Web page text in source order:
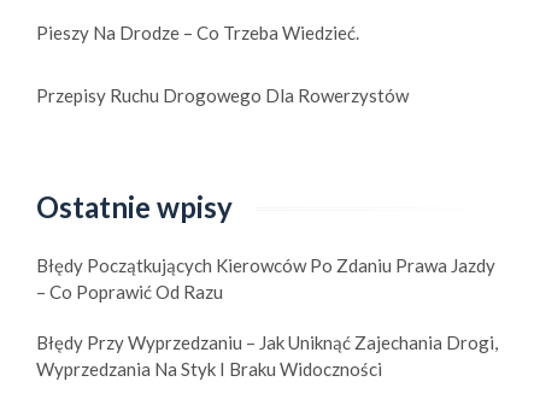
Pieszy Na Drodze – Co Trzeba Wiedzieć.
Przepisy Ruchu Drogowego Dla Rowerzystów
Ostatnie wpisy
Błędy Początkujących Kierowców Po Zdaniu Prawa Jazdy
– Co Poprawić Od Razu
Błędy Przy Wyprzedzaniu – Jak Uniknąć Zajechania Drogi,
Wyprzedzania Na Styk I Braku Widoczności